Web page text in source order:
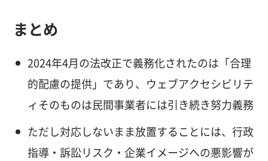
まとめ
2024年4月の法改正で義務化されたのは「合理
的配慮の提供」であり、ウェブアクセシビリテ
ィそのものは民間事業者には引き続き努力義務
ただし対応しないまま放置することには、行政
指導・訴訟リスク・企業イメージへの悪影響が